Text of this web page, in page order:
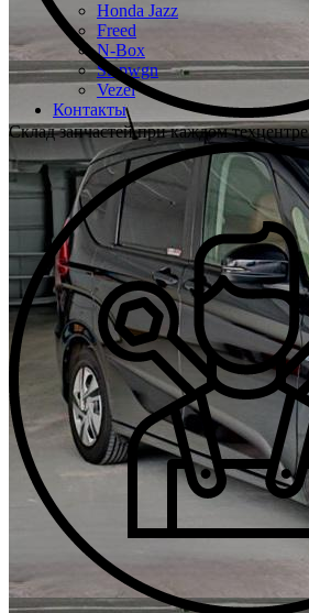
Honda Jazz
Freed
N-Box
Stepwgn
Vezel
Контакты
Склад запчастей при каждом техцентре